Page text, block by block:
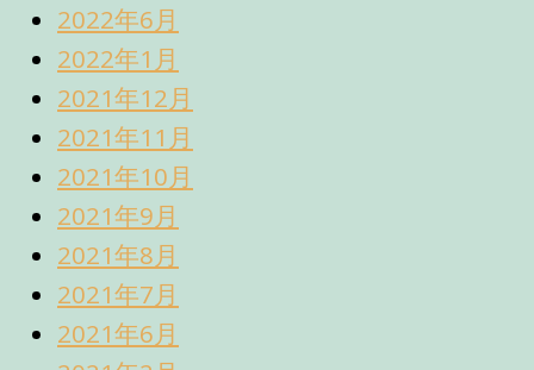
2022年6月
2022年1月
2021年12月
2021年11月
2021年10月
2021年9月
2021年8月
2021年7月
2021年6月